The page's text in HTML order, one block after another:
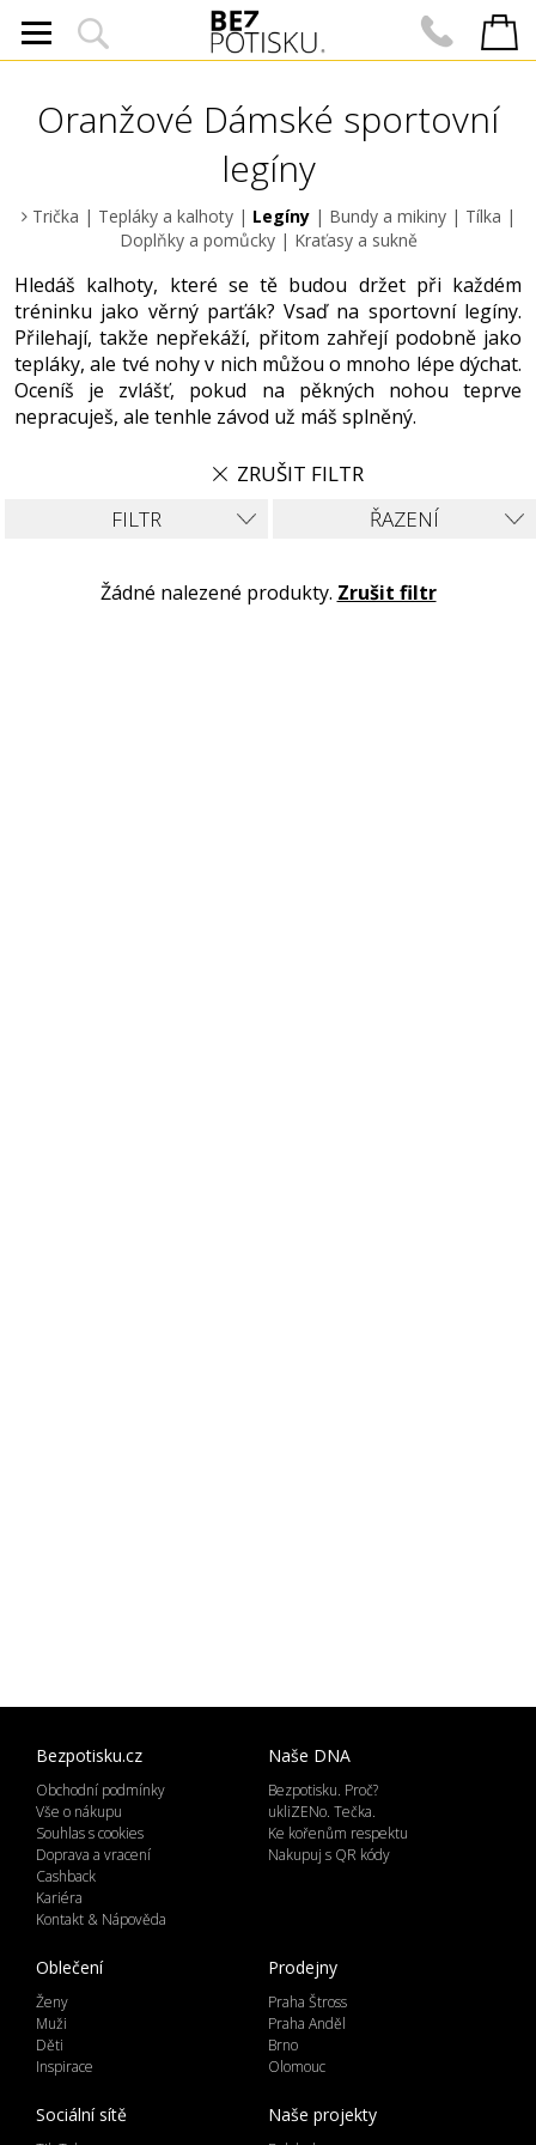
Oranžové Dámské sportovní
legíny
Trička | Tepláky a kalhoty| Legíny| Bundy a mikiny| Tílka |
Doplňky a pomůcky| Kraťasy a sukně
Hledáš kalhoty, které se tě budou držet při každém
tréninku jako věrný parťák? Vsaď na sportovní legíny.
Přilehají, takže nepřekáží, přitom zahřejí podobně jako
tepláky, ale tvé nohy v nich můžou o mnoho lépe dýchat.
Oceníš je zvlášť, pokud na pěkných nohou teprve
nepracuješ, ale tenhle závod už máš splněný.
ZRUŠIT FILTR
ŘAZENÍ
FILTR
Žádné nalezené produkty. Zrušit filtr
Bezpotisku.cz
Obchodní podmínky
Vše o nákupu
Souhlas s cookies
Doprava a vracení
Cashback
Kariéra
Kontakt & Nápověda
Naše DNA
Bezpotisku. Proč?
ukliZENo. Tečka.
Ke kořenům respektu
Nakupuj s QR kódy
Oblečení
Ženy
Muži
Děti
Inspirace
Prodejny
Praha Štross
Praha Anděl
Brno
Olomouc
Sociální sítě Naše projekty